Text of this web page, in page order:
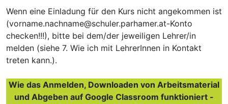
Wenn eine Einladung für den Kurs nicht angekommen ist
(vorname.nachname@schuler.parhamer.at-Konto
checken!!!), bitte bei dem/der jeweiligen Lehrer/in
melden (siehe 7. Wie ich mit LehrerInnen in Kontakt
treten kann.).
Wie das Anmelden, Downloaden von Arbeitsmaterial
und Abgeben auf Google Classroom funktioniert -